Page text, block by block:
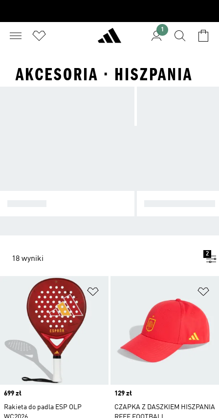
1
AKCESORIA · HISZPANIA
18 wyniki
2
Price
699 zł
Rakieta do padla ESP OLP
Price
129 zł
CZAPKA Z DASZKIEM HISZPANIA